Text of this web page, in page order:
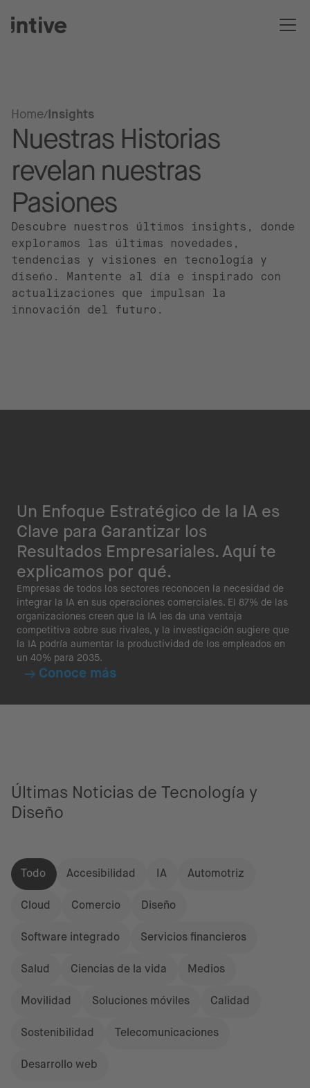
Home Insights
Nuestras Historias
revelan nuestras
Pasiones
Descubre nuestros últimos insights, donde
exploramos las últimas novedades,
tendencias y visiones en tecnología y
diseño. Mantente al día e inspirado con
actualizaciones que impulsan la
innovación del futuro.
Un Enfoque Estratégico de la IA es
Clave para Garantizar los
Resultados Empresariales. Aquí te
explicamos por qué.
Empresas de todos los sectores reconocen la necesidad de
integrar la IA en sus operaciones comerciales. El 87% de las
organizaciones creen que la IA les da una ventaja
competitiva sobre sus rivales, y la investigación sugiere que
la IA podría aumentar la productividad de los empleados en
un 40% para 2035.
Conoce más
Últimas Noticias de Tecnología y
Diseño
Todo Accesibilidad IA Automotriz
Cloud Comercio Diseño
Software integrado Servicios financieros
Salud Ciencias de la vida Medios
Movilidad Soluciones móviles Calidad
Sostenibilidad Telecomunicaciones
Desarrollo web